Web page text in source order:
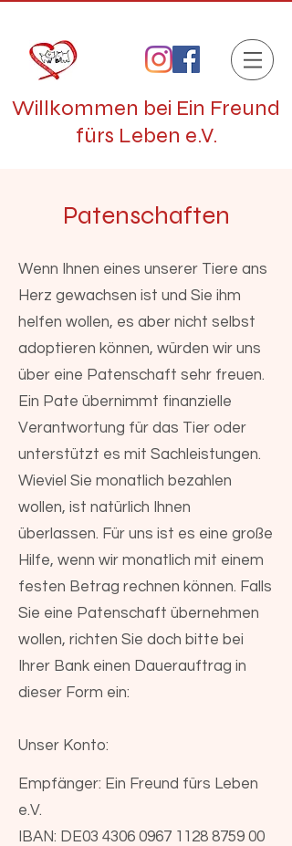
Willkommen bei Ein Freund
fürs Leben e.V.
Patenschaften
Wenn Ihnen eines unserer Tiere ans
Herz gewachsen ist und Sie ihm
helfen wollen, es aber nicht selbst
adoptieren können, würden wir uns
über eine Patenschaft sehr freuen.
Ein Pate übernimmt finanzielle
Verantwortung für das Tier oder
unterstützt es mit Sachleistungen.
Wieviel Sie monatlich bezahlen
wollen, ist natürlich Ihnen
überlassen. Für uns ist es eine große
Hilfe, wenn wir monatlich mit einem
festen Betrag rechnen können. Falls
Sie eine Patenschaft übernehmen
wollen, richten Sie doch bitte bei
Ihrer Bank einen Dauerauftrag in
dieser Form ein:
Unser Konto:
Empfänger: Ein Freund fürs Leben
e.V.
IBAN: DE03 4306 0967 1128 8759 00